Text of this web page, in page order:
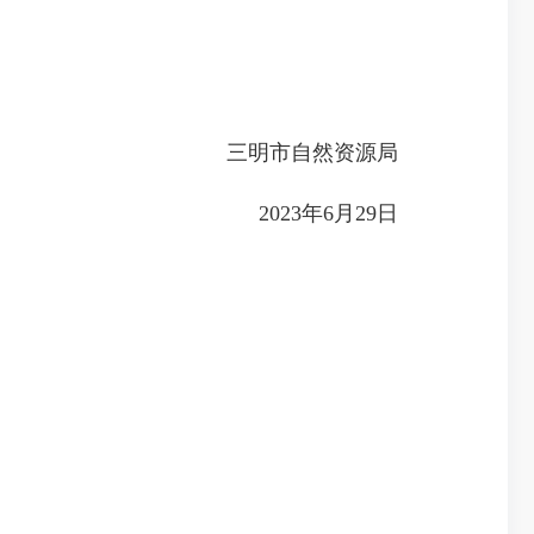
三明市自然资源局
2023年6月29日